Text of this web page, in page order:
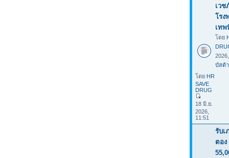
เว
โรง
เท
โดย
บัสต้า
โดย HR
SAVE
DRUG
18 มิ.ย.
2026,
11:51
รับเ
ตอง